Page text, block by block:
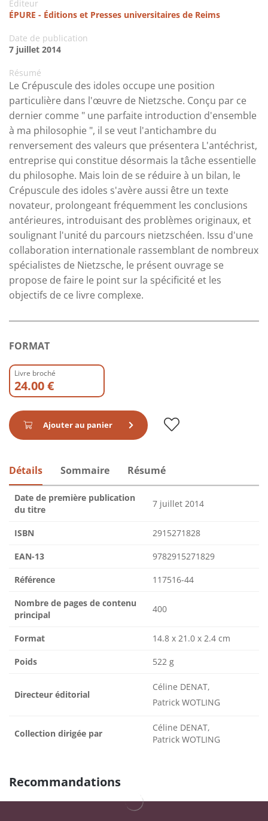
Editeur
ÉPURE - Éditions et Presses universitaires de Reims
Date de publication
7 juillet 2014
Résumé
Le Crépuscule des idoles occupe une position
particulière dans l'œuvre de Nietzsche. Conçu par ce
dernier comme " une parfaite introduction d'ensemble
à ma philosophie ", il se veut l'antichambre du
renversement des valeurs que présentera L'antéchrist,
entreprise qui constitue désormais la tâche essentielle
du philosophe. Mais loin de se réduire à un bilan, le
Crépuscule des idoles s'avère aussi être un texte
novateur, prolongeant fréquemment les conclusions
antérieures, introduisant des problèmes originaux, et
soulignant l'unité du parcours nietzschéen. Issu d'une
collaboration internationale rassemblant de nombreux
spécialistes de Nietzsche, le présent ouvrage se
propose de faire le point sur la spécificité et les
objectifs de ce livre complexe.
FORMAT
Livre broché
24.00 €
Ajouter au panier
Détails Sommaire Résumé
Date de première publication
du titre
7 juillet 2014
ISBN 2915271828
EAN-13 9782915271829
Référence 117516-44
Nombre de pages de contenu
principal
400
Format 14.8 x 21.0 x 2.4 cm
Poids 522 g
Directeur éditorial
Céline DENAT,
Patrick WOTLING
Collection dirigée par
Céline DENAT,
Patrick WOTLING
Recommandations